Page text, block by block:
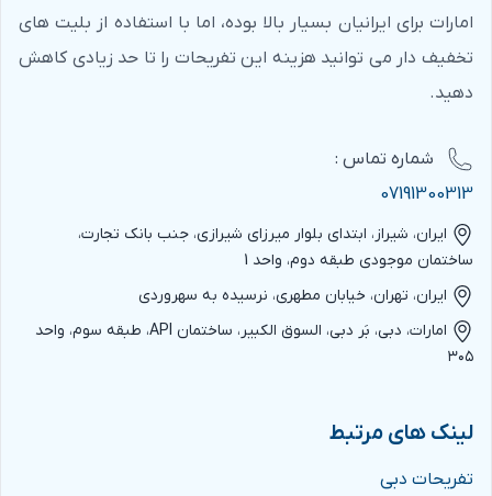
امارات برای ایرانیان بسیار بالا بوده، اما با استفاده از بلیت های
تخفیف دار می توانید هزینه این تفریحات را تا حد زیادی کاهش
دهید.
شماره‌ تماس :
07191300313
ایران، شیراز، ابتدای بلوار میرزای شیرازی، جنب بانک تجارت،
ساختمان موجودی طبقه دوم، واحد 1
ایران، تهران، خیابان مطهری، نرسیده به سهروردی
امارات، دبی، بَر دبی، السوق الکبیر، ساختمان API، طبقه سوم، واحد
۳۰۵
لینک های مرتبط
تفریحات دبی